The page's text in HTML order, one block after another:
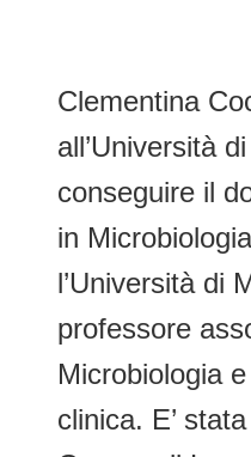
Clementina
all’Università
conseguire il
in
l’Università di
professore
Microbiologia
clinica. E’